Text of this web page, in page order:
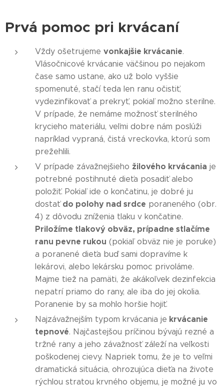
Prvá pomoc pri krvácaní
Vždy ošetrujeme vonkajšie krvácanie.
Vlásočnicové krvácanie väčšinou po nejakom
čase samo ustane, ako už bolo vyššie
spomenuté, stačí teda len ranu očistiť,
vydezinfikovať a prekryť, pokiaľ možno sterilne.
V prípade, že nemáme možnosť sterilného
krycieho materiálu, veľmi dobre nám poslúži
napríklad vypraná, čistá vreckovka, ktorú som
prežehlili.
V prípade závažnejšieho žilového krvácania je
potrebné postihnuté dieťa posadiť alebo
položiť. Pokiaľ ide o končatinu, je dobré ju
dostať do polohy nad srdce poraneného (obr.
4) z dôvodu zníženia tlaku v končatine.
Priložíme tlakový obväz, prípadne stlačíme
ranu pevne rukou (pokiaľ obväz nie je poruke)
a poranené dieťa buď sami dopravíme k
lekárovi, alebo lekársku pomoc privoláme.
Majme tiež na pamäti, že akákoľvek dezinfekcia
nepatrí priamo do rany, ale iba do jej okolia.
Poranenie by sa mohlo horšie hojiť.
Najzávažnejším typom krvácania je krvácanie
tepnové. Najčastejšou príčinou bývajú rezné a
tržné rany a jeho závažnosť záleží na veľkosti
poškodenej cievy. Napriek tomu, že je to veľmi
dramatická situácia, ohrozujúca dieťa na živote
rýchlou stratou krvného objemu, je možné ju vo